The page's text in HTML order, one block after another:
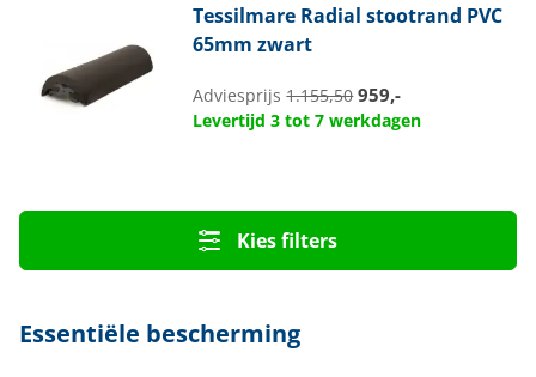
Tessilmare Radial stootrand PVC
65mm zwart
Adviesprijs1.155,50 959,-
Levertijd 3 tot 7 werkdagen
Kies filters
Essentiële bescherming